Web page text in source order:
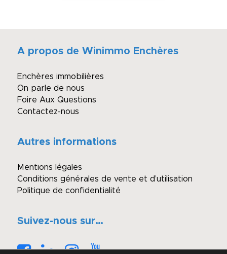
A propos de Winimmo Enchères
Enchères immobilières
On parle de nous
Foire Aux Questions
Contactez-nous
Autres informations
Mentions légales
Conditions générales de vente et d’utilisation
Politique de confidentialité
Suivez-nous sur…